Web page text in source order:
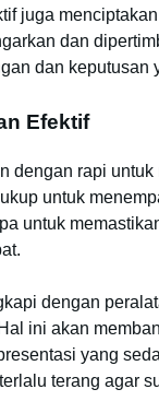
juga
dan
dan keputusan
Efektif
dengan rapi
untuk
untuk
dengan
ini akan
yang
terang agar